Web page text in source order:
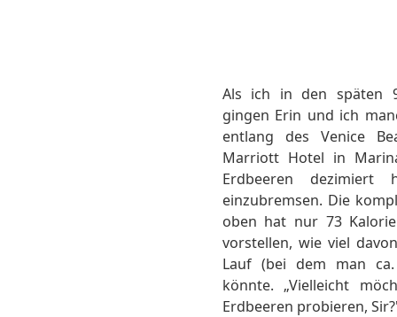
Als ich in den späten
gingen Erin und ich
entlang des Venice
Marriott Hotel in
Erdbeeren
einzubremsen. Die
oben hat nur 73
vorstellen, wie viel
Lauf (bei dem man
könnte. „Vielleicht
Erdbeeren probieren,